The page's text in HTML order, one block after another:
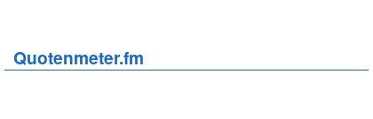
Quotenmeter.fm